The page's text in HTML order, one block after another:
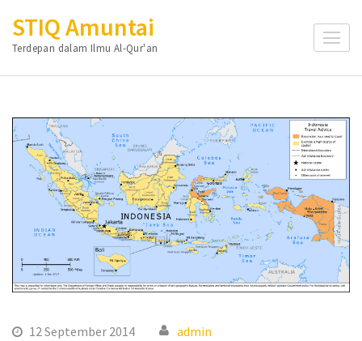
content
(Press
STIQ Amuntai
Terdepan dalam Ilmu Al-Qur'an
12 September 2014 admin